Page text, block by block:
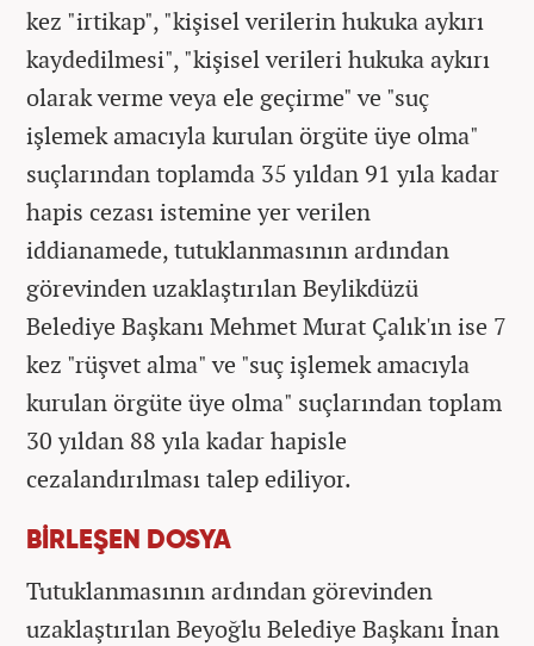
kez "irtikap", "kişisel verilerin hukuka aykırı
kaydedilmesi", "kişisel verileri hukuka aykırı
olarak verme veya ele geçirme" ve "suç
işlemek amacıyla kurulan örgüte üye olma"
suçlarından toplamda 35 yıldan 91 yıla kadar
hapis cezası istemine yer verilen
iddianamede, tutuklanmasının ardından
görevinden uzaklaştırılan Beylikdüzü
Belediye Başkanı Mehmet Murat Çalık'ın ise 7
kez "rüşvet alma" ve "suç işlemek amacıyla
kurulan örgüte üye olma" suçlarından toplam
30 yıldan 88 yıla kadar hapisle
cezalandırılması talep ediliyor.
BİRLEŞEN DOSYA
Tutuklanmasının ardından görevinden
uzaklaştırılan Beyoğlu Belediye Başkanı İnan